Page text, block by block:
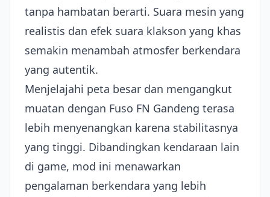
tanpa hambatan berarti. Suara mesin yang
realistis dan efek suara klakson yang khas
semakin menambah atmosfer berkendara
yang autentik.
Menjelajahi peta besar dan mengangkut
muatan dengan Fuso FN Gandeng terasa
lebih menyenangkan karena stabilitasnya
yang tinggi. Dibandingkan kendaraan lain
di game, mod ini menawarkan
pengalaman berkendara yang lebih